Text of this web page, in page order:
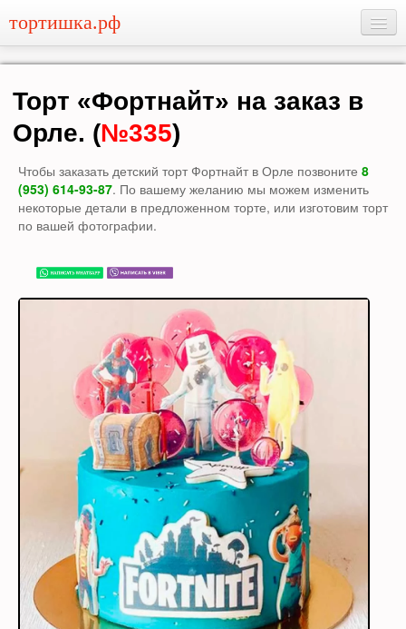
тортишка.рф
торты
капкейки
Заказать
Торт «Фортнайт» на заказ в
Орле. (№335)
Чтобы заказать детский торт Фортнайт в Орле позвоните 8
(953) 614-93-87. По вашему желанию мы можем изменить
некоторые детали в предложенном торте, или изготовим торт
по вашей фотографии.